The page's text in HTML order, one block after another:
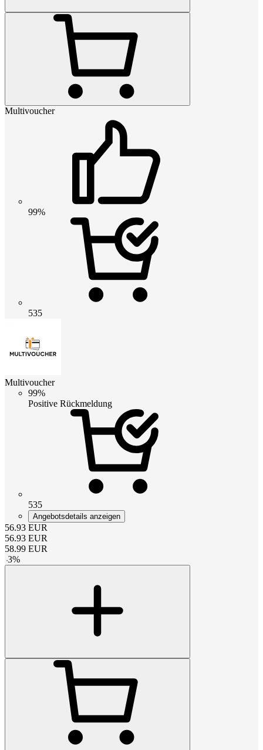
Multivoucher
99%
535
Multivoucher
99%
Positive Rückmeldung
535
Angebotsdetails anzeigen
56.93 EUR
56.93 EUR
58.99 EUR
-3%